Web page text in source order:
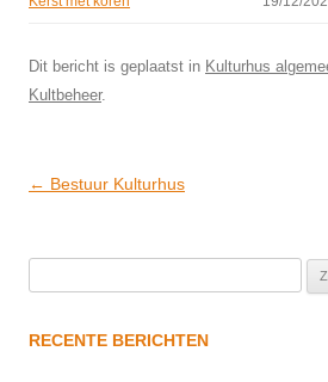
Dit bericht is geplaatst in Kulturhus
Kultbeheer.
Post
← Bestuur Kulturhus
naar:
RECENTE BERICHTEN